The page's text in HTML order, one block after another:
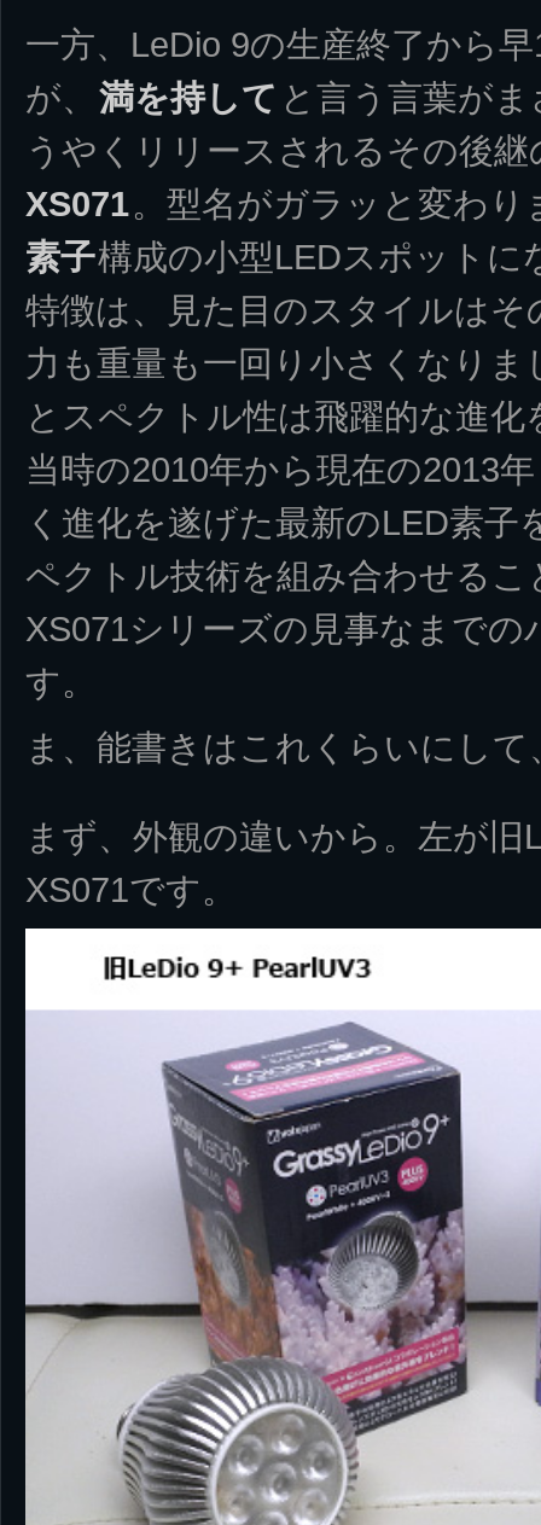
一方、LeDio 9の生産終了から
が、 満を持して と言う言葉が
うやくリリースされるその後継
XS071。型名がガラッと変わり
素子構成の小型LEDスポットに
特徴は、見た目のスタイルは
力も重量も一回り小さくなり
とスペクトル性は飛躍的な進
当時の2010年から現在の2013
く進化を遂げた最新のLED素
ペクトル技術を組み合わせる
XS071シリーズの見事なまで
す。
ま、能書きはこれくらいにし
まず、外観の違いから。左が旧
XS071です。